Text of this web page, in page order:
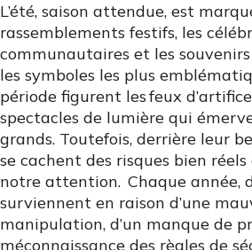
L’été, saison attendue, est
rassemblements festifs, les
communautaires et les
les symboles les plus
période figurent les feux
spectacles de lumière qui
grands. Toutefois, derrière leur
se cachent des risques bien
notre attention. Chaque année,
surviennent en raison d’une
manipulation, d’un manque de
méconnaissance des règles de